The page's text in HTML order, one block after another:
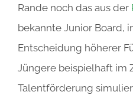
Rande noch das aus der
bekannte Junior Board,
Entscheidung höherer
Jüngere beispielhaft im
Talentförderung